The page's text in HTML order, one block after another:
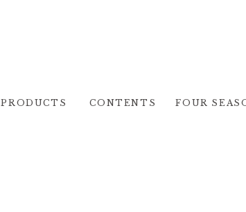
PRODUCTS CONTENTS FOUR